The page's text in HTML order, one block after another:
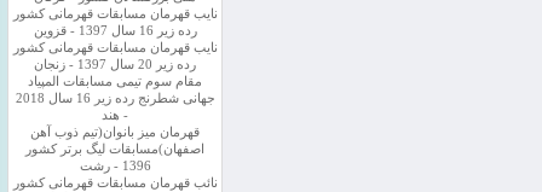
نایب قهرمان مسابقات قهرمانی کشور
رده زیر 16 سال 1397 - قزوین
نایب قهرمان مسابقات قهرمانی کشور
رده زیر 20 سال 1397 - زنجان
مقام سوم تیمی مسابقات المپیاد
جهانی شطرنج رده زیر 16 سال 2018
- هند
قهرمان میز بانوان(تیم ذوب آهن
اصفهان)مسابقات لیگ برتر کشور
1396 - رشت
نائب قهرمان مسابقات قهرمانی کشور